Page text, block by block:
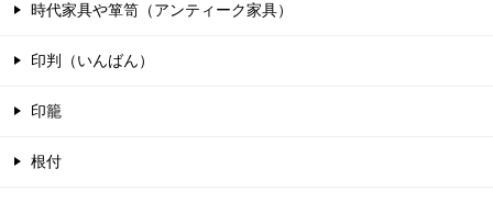
時代家具や箪笥（アンティーク家具）
印判（いんばん）
印籠
根付